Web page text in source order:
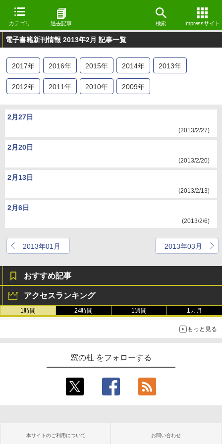
カテゴリ 過去記事 検索 Impressサイト
電子書籍新刊情報 2013年2月 記事一覧
2017年 2016年 2015年 2014年 2013年
2012年 2011年 2010年 2009年
2月27日
(2013/2/27)
2月20日
(2013/2/20)
2月13日
(2013/2/13)
2月6日
(2013/2/6)
2013年01月 2013年03月
おすすめ記事
アクセスランキング
1時間 24時間 1週間 1カ月
もっと見る
窓の杜 をフォローする
本サイトのご利用について お問い合わせ